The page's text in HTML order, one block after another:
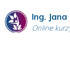
Ing.
Online